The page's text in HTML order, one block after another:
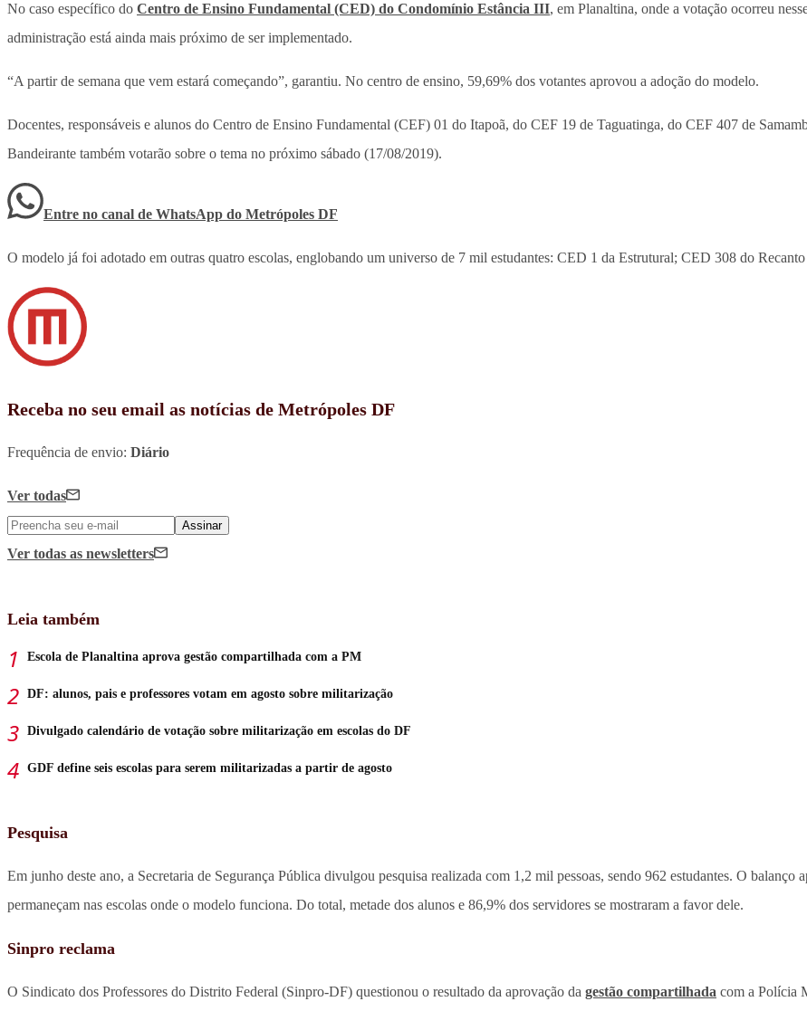
No caso específico do Centro de Ensino Fundamental (CED) do Condomínio Estância III, em Planaltina, onde a votação ocorreu
administração está ainda mais próximo de ser implementado.
“A partir de semana que vem estará começando”, garantiu. No centro de ensino, 59,69% dos votantes aprovou a adoção do modelo.
Docentes, responsáveis e alunos do Centro de Ensino Fundamental (CEF) 01 do Itapoã, do CEF 19 de Taguatinga, do CEF 407 de
Bandeirante também votarão sobre o tema no próximo sábado (17/08/2019).
Entre no canal de WhatsApp do Metrópoles DF
O modelo já foi adotado em outras quatro escolas, englobando um universo de 7 mil estudantes: CED 1 da Estrutural; CED 308 do
Receba no seu email as notícias de Metrópoles DF
Frequência de envio: Diário
Ver todas
Assinar
Ver todas as newsletters
Leia também
Escola de Planaltina aprova gestão compartilhada com a PM
DF: alunos, pais e professores votam em agosto sobre militarização
Divulgado calendário de votação sobre militarização em escolas do DF
GDF define seis escolas para serem militarizadas a partir de agosto
Pesquisa
Em junho deste ano, a Secretaria de Segurança Pública divulgou pesquisa realizada com 1,2 mil pessoas, sendo 962 estudantes. O balanço
permaneçam nas escolas onde o modelo funciona. Do total, metade dos alunos e 86,9% dos servidores se mostraram a favor dele.
Sinpro reclama
O Sindicato dos Professores do Distrito Federal (Sinpro-DF) questionou o resultado da aprovação da gestão compartilhada com a Polícia